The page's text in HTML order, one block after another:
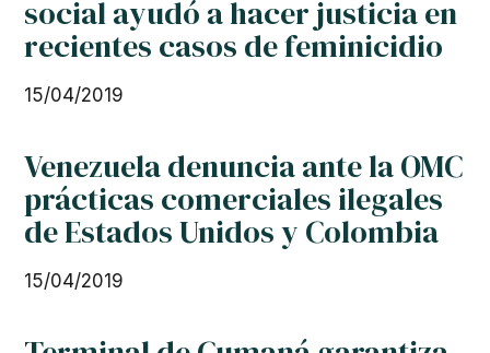
social ayudó a hacer justicia en
recientes casos de feminicidio
15/04/2019
Venezuela denuncia ante la OMC
prácticas comerciales ilegales
de Estados Unidos y Colombia
15/04/2019